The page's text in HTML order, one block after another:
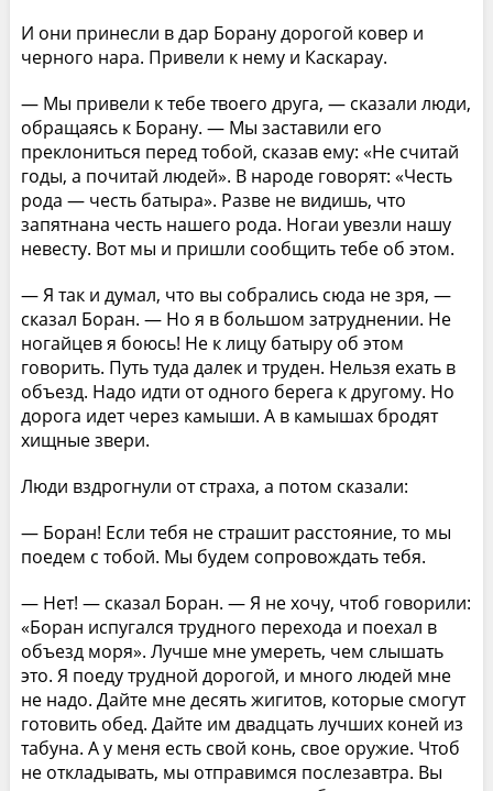
И они принесли в дар Борану дорогой ковер и
черного нара. Привели к нему и Каскарау.
— Мы привели к тебе твоего друга, — сказали люди,
обращаясь к Борану. — Мы заставили его
преклониться перед тобой, сказав ему: «Не считай
годы, а почитай людей». В народе говорят: «Честь
рода — честь батыра». Разве не видишь, что
запятнана честь нашего рода. Ногаи увезли нашу
невесту. Вот мы и пришли сообщить тебе об этом.
— Я так и думал, что вы собрались сюда не зря, —
сказал Боран. — Но я в большом затруднении. Не
ногайцев я боюсь! Не к лицу батыру об этом
говорить. Путь туда далек и труден. Нельзя ехать в
объезд. Надо идти от одного берега к другому. Но
дорога идет через камыши. А в камышах бродят
хищные звери.
Люди вздрогнули от страха, а потом сказали:
— Боран! Если тебя не страшит расстояние, то мы
поедем с тобой. Мы будем сопровождать тебя.
— Нет! — сказал Боран. — Я не хочу, чтоб говорили:
«Боран испугался трудного перехода и поехал в
объезд моря». Лучше мне умереть, чем слышать
это. Я поеду трудной дорогой, и много людей мне
не надо. Дайте мне десять жигитов, которые смогут
готовить обед. Дайте им двадцать лучших коней из
табуна. А у меня есть свой конь, свое оружие. Чтоб
не откладывать, мы отправимся послезавтра. Вы